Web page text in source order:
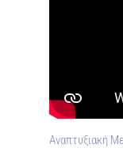
Αναπτυξιακή